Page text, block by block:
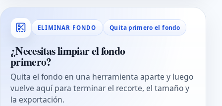
ELIMINAR FONDO Quita primero el fondo
¿Necesitas limpiar el fondo
primero?
Quita el fondo en una herramienta aparte y luego
vuelve aquí para terminar el recorte, el tamaño y
la exportación.